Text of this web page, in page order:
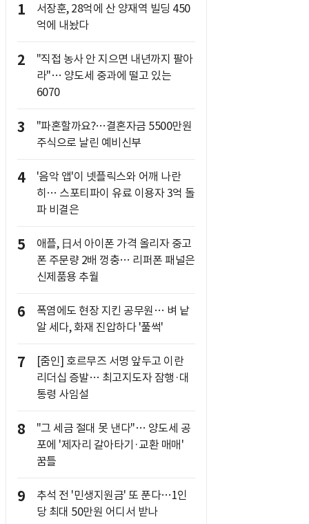
1
서장훈, 28억에 산 양재역 빌딩 450
억에 내놨다
2
"직접 농사 안 지으면 내년까지 팔아
라"… 양도세 중과에 떨고 있는
6070
3
"파혼할까요?…결혼자금 5500만원
주식으로 날린 예비신부
4
'음악 앱'이 넷플릭스와 어깨 나란
히… 스포티파이 유료 이용자 3억 돌
파 비결은
5
애플, 日서 아이폰 가격 올리자 중고
폰 주문량 2배 껑충… 리퍼폰 패널은
신제품용 추월
6
폭염에도 현장 지킨 공무원… 벼 낱
알 세다, 화재 진압하다 '풀썩'
7
[줌인] 호르무즈 서명 앞두고 이란
리더십 증발… 최고지도자 잠행·대
통령 사임설
8
"그 세금 절대 못 낸다"… 양도세 공
포에 '제자리 갈아타기·교환 매매'
꿈틀
9
추석 전 '민생지원금' 또 푼다…1인
당 최대 50만원 어디서 받나